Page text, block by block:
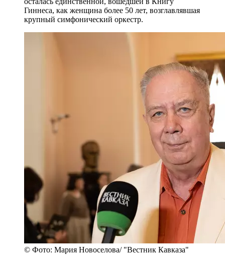
Гиннеса, как женщина более 50 лет, возглавлявшая
крупный симфонический оркестр.
© Фото: Мария Новоселова/ "Вестник Кавказа"